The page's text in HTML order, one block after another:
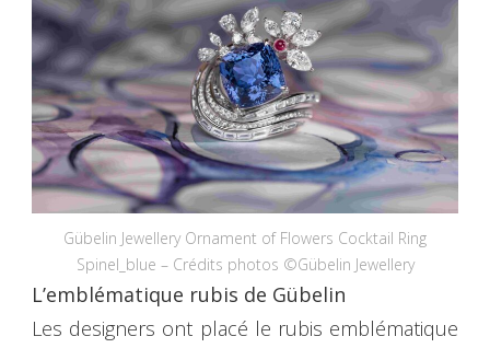
Gübelin Jewellery Ornament of Flowers Cocktail Ring
Spinel_blue – Crédits photos ©Gübelin Jewellery
L’emblématique rubis de Gübelin
Les designers ont placé le rubis emblématique